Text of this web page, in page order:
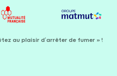
au plaisir d’arrêter de fumer » !